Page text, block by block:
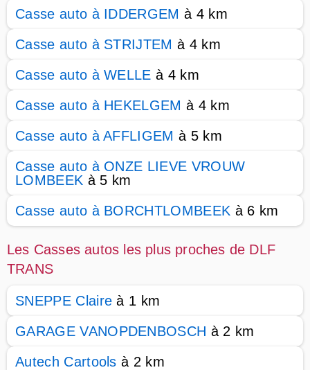
Casse auto à IDDERGEM à 4 km
Casse auto à STRIJTEM à 4 km
Casse auto à WELLE à 4 km
Casse auto à HEKELGEM à 4 km
Casse auto à AFFLIGEM à 5 km
Casse auto à ONZE LIEVE VROUW
LOMBEEK à 5 km
Casse auto à BORCHTLOMBEEK à 6 km
Les Casses autos les plus proches de DLF
TRANS
SNEPPE Claire à 1 km
GARAGE VANOPDENBOSCH à 2 km
Autech Cartools à 2 km